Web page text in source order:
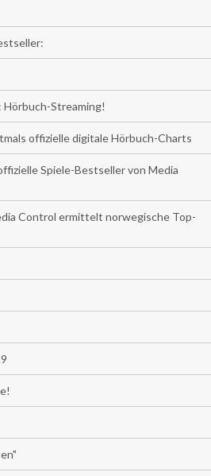
Streaming!
offizielle digitale Hörbuch-Charts
Spiele-Bestseller von Media
Control ermittelt norwegische Top-